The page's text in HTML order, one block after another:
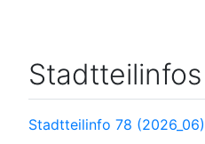
Stadtteilinfos
Stadtteilinfo 78 (2026_06)